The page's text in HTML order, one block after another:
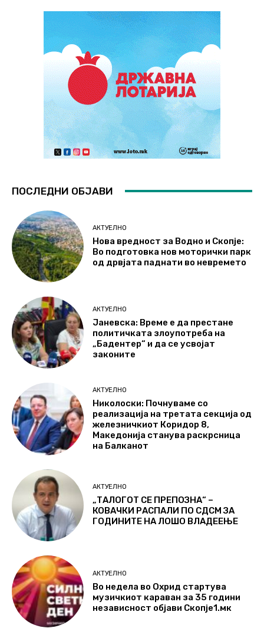
ПОСЛЕДНИ ОБЈАВИ
АКТУЕЛНО
Нова вредност за Водно и Скопје:
Во подготовка нов моторички парк
од дрвјата паднати во невремето
АКТУЕЛНО
Јаневска: Време е да престане
политичката злоупотреба на
„Бадентер“ и да се усвојат
законите
АКТУЕЛНО
Николоски: Почнуваме со
реализација на третата секција од
железничкиот Коридор 8,
Македонија станува раскрсница
на Балканот
АКТУЕЛНО
„ТАЛОГОТ СЕ ПРЕПОЗНА“ –
КОВАЧКИ РАСПАЛИ ПО СДСМ ЗА
ГОДИНИТЕ НА ЛОШО ВЛАДЕЕЊЕ
АКТУЕЛНО
Во недела во Охрид стартува
музичкиот караван за 35 години
независност објави Скопје1.мк